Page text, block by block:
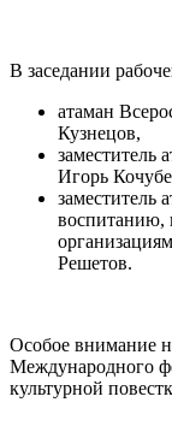
В заседании
атаман
Кузнецов,
заместитель
Игорь
заместитель
воспитанию,
Решетов.
Особое внимание
Международного
культурной